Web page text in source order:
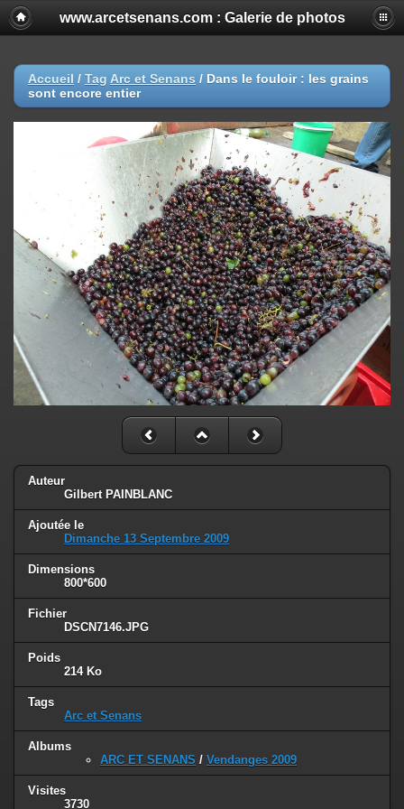
www.arcetsenans.com : Galerie de photos
Accueil / Tag Arc et Senans / Dans le fouloir : les grains
sont encore entier
Auteur
Gilbert PAINBLANC
Ajoutée le
Dimanche 13 Septembre 2009
Dimensions
800*600
Fichier
DSCN7146.JPG
Poids
214 Ko
Tags
Arc et Senans
Albums
ARC ET SENANS / Vendanges 2009
Visites
3730